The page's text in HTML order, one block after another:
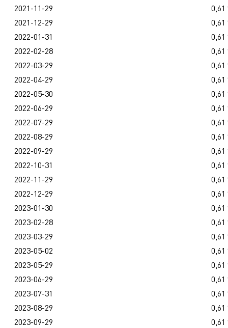
2021-11-29
0,61
2021-12-29
0,61
2022-01-31
0,61
2022-02-28
0,61
2022-03-29
0,61
2022-04-29
0,61
2022-05-30
0,61
2022-06-29
0,61
2022-07-29
0,61
2022-08-29
0,61
2022-09-29
0,61
2022-10-31
0,61
2022-11-29
0,61
2022-12-29
0,61
2023-01-30
0,61
2023-02-28
0,61
2023-03-29
0,61
2023-05-02
0,61
2023-05-29
0,61
2023-06-29
0,61
2023-07-31
0,61
2023-08-29
0,61
2023-09-29
0,61